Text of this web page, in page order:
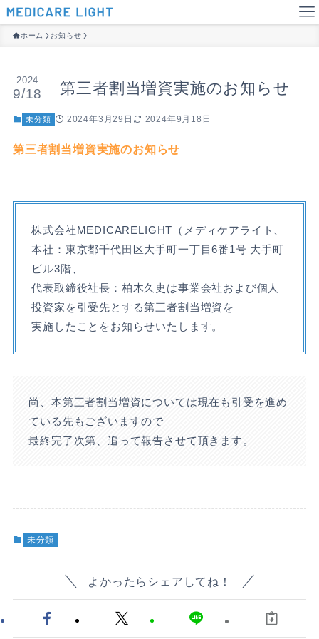
ホーム お知らせ
第三者割当増資実施のお知らせ
2024
9/18
未分類 2024年3月29日 2024年9月18日
第三者割当増資実施のお知らせ
株式会社MEDICARELIGHT（メディケアライト、
本社：東京都千代田区大手町一丁目6番1号 大手町
ビル3階、
代表取締役社⻑：柏木久史は事業会社および個人
投資家を引受先とする第三者割当増資を
実施したことをお知らせいたします。
尚、本第三者割当増資については現在も引受を進め
ている先もございますので
最終完了次第、追って報告させて頂きます。
未分類
よかったらシェアしてね！